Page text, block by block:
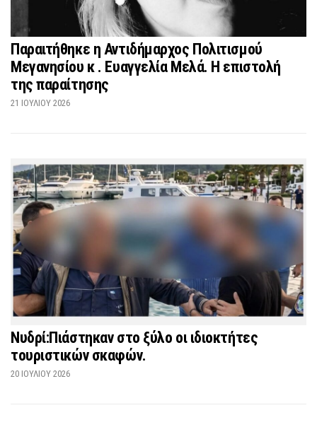
Παραιτήθηκε η Αντιδήμαρχος Πολιτισμού
Μεγανησίου κ . Ευαγγελία Μελά. Η επιστολή
της παραίτησης
21 ΙΟΥΛΊΟΥ 2026
Νυδρί:Πιάστηκαν στο ξύλο οι ιδιοκτήτες
τουριστικών σκαφών.
20 ΙΟΥΛΊΟΥ 2026